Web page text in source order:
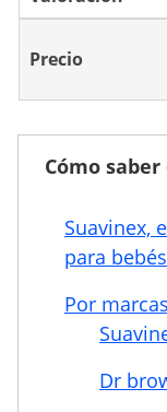
Precio
Cómo
Suavinex,
para
Por marcas
Dr